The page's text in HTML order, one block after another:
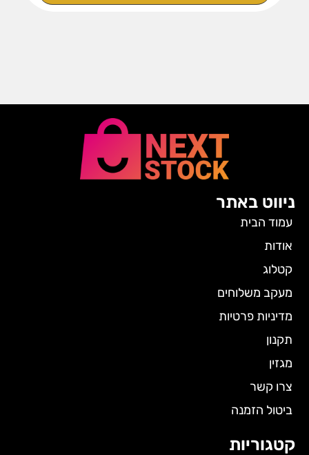
ניווט באתר
עמוד הבית
אודות
קטלוג
מעקב משלוחים
מדיניות פרטיות
תקנון
מגזין
צרו קשר
ביטול הזמנה
קטגוריות